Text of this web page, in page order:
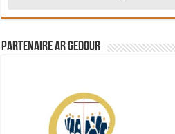
Partenaire Ar Gedour